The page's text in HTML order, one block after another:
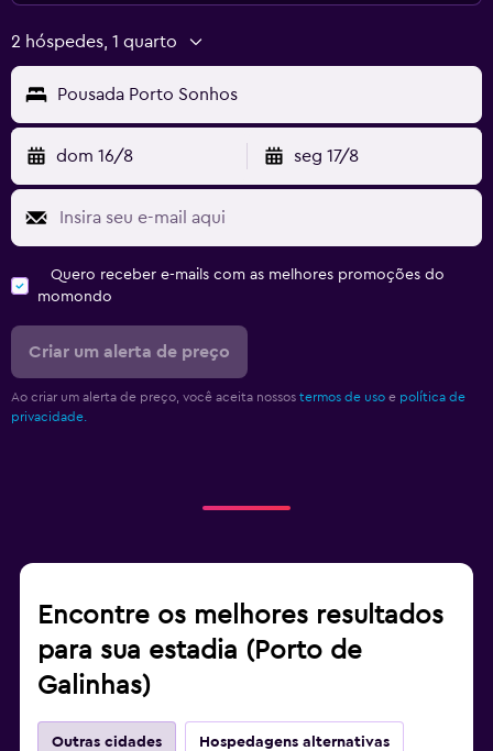
2 hóspedes, 1 quarto
Pousada Porto Sonhos
dom 16/8 seg 17/8
Quero receber e-mails com as melhores promoções do
momondo
Criar um alerta de preço
Ao criar um alerta de preço, você aceita nossos termos de uso e política de
privacidade.
Encontre os melhores resultados
para sua estadia (Porto de
Galinhas)
Outras cidades Hospedagens alternativas